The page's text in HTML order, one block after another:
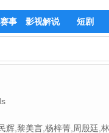
事 影视解说 短剧
辉,黎美言,杨梓菁,周殷廷,